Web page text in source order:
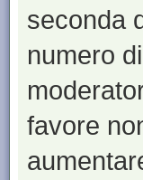
seconda
numero
favore